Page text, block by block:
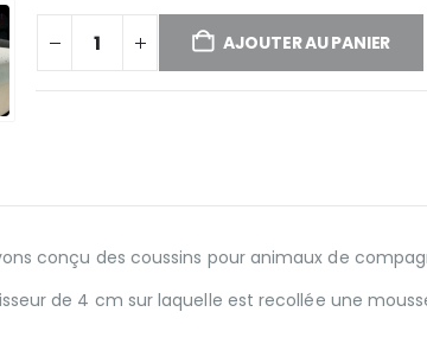
AJOUTER AU PANIER
conçu des coussins pour animaux de
de 4 cm sur laquelle est recollée une